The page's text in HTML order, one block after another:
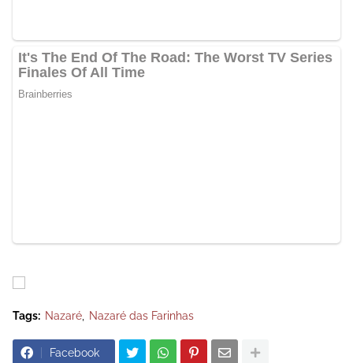
Tags: Nazaré Nazaré das Farinhas
Facebook